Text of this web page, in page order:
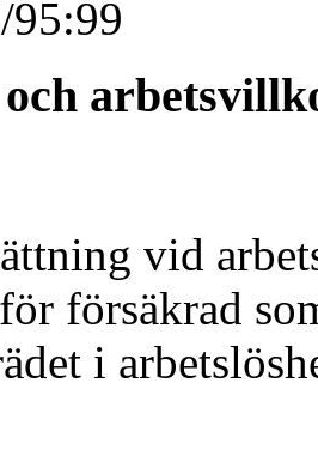
95:99
vid
försäkrad
i